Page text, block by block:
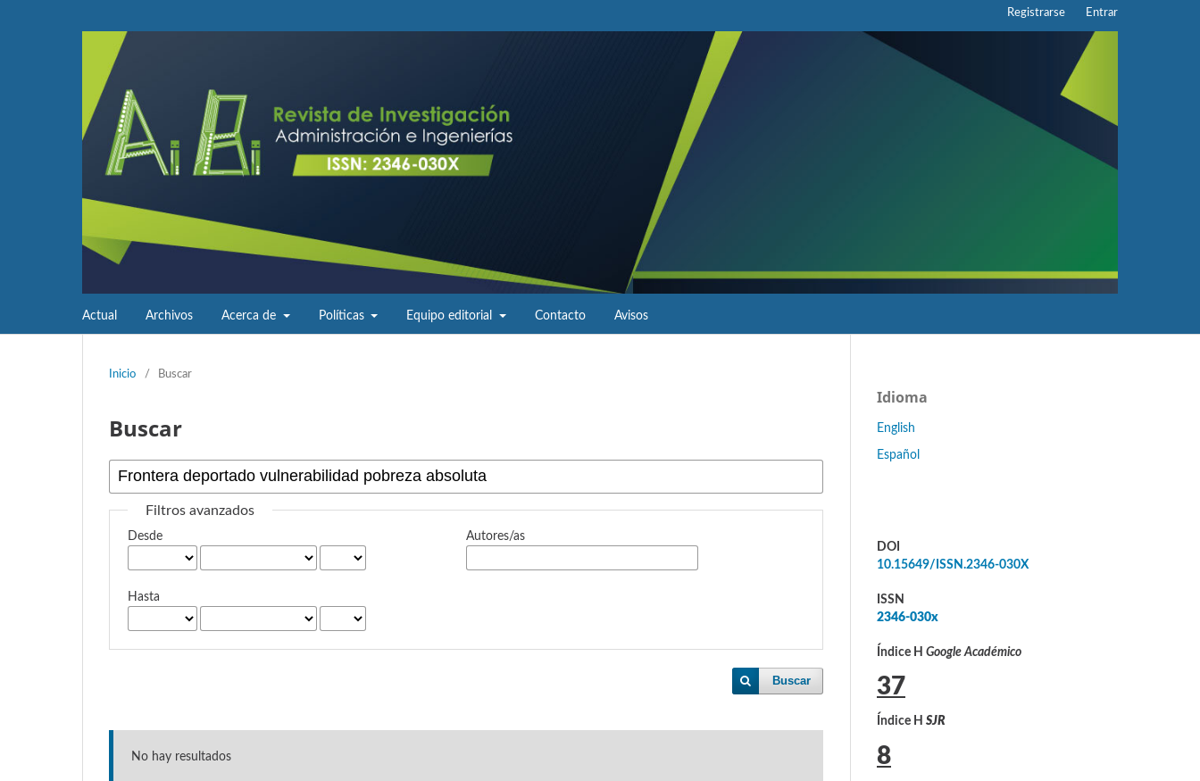
Actual Archivos Acerca de Políticas Equipo editorial Contacto Avisos
Registrarse Entrar
Inicio / Buscar
Buscar
Filtros avanzados
Desde
Hasta
Autores/as
Buscar
No hay resultados
Idioma
English
Español
DOI
10.15649/ISSN.2346-030X
ISSN
2346-030x
Índice H Google Académico
37
Índice H SJR
8